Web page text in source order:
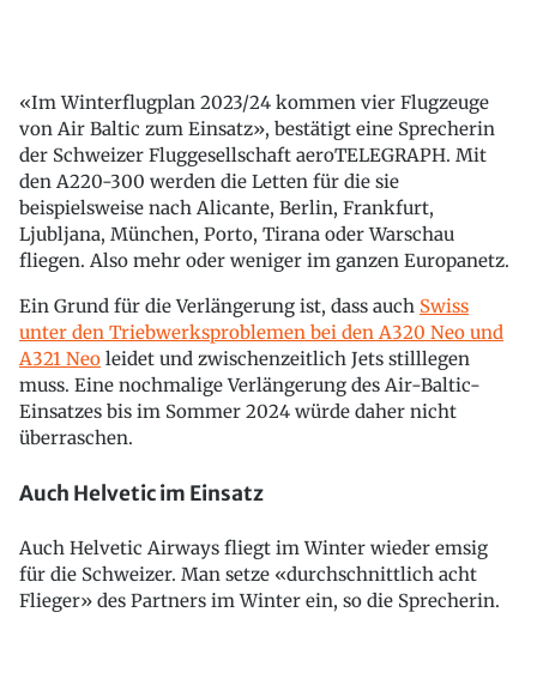
«Im Winterflugplan 2023/24 kommen vier Flugzeuge
von Air Baltic zum Einsatz», bestätigt eine Sprecherin
der Schweizer Fluggesellschaft aeroTELEGRAPH. Mit
den A220-300 werden die Letten für die sie
beispielsweise nach Alicante, Berlin, Frankfurt,
Ljubljana, München, Porto, Tirana oder Warschau
fliegen. Also mehr oder weniger im ganzen Europanetz.
Ein Grund für die Verlängerung ist, dass auch Swiss
unter den Triebwerksproblemen bei den A320 Neo und
A321 Neo leidet und zwischenzeitlich Jets stilllegen
muss. Eine nochmalige Verlängerung des Air-Baltic-
Einsatzes bis im Sommer 2024 würde daher nicht
überraschen.
Auch Helvetic im Einsatz
Auch Helvetic Airways fliegt im Winter wieder emsig
für die Schweizer. Man setze «durchschnittlich acht
Flieger» des Partners im Winter ein, so die Sprecherin.